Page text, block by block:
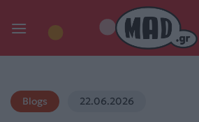
Blogs 22.06.2026